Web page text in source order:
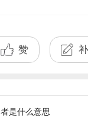
以俄语遮羞
赞
是什么意思